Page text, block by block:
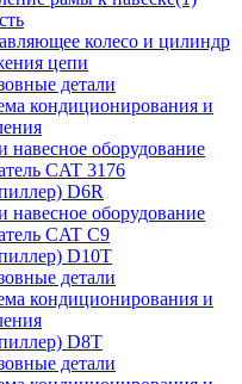
колесо и цилиндр
цепи
детали
кондиционирования и
навесное оборудование
CAT 3176
D6R
навесное оборудование
CAT C9
D10T
детали
кондиционирования и
D8T
детали